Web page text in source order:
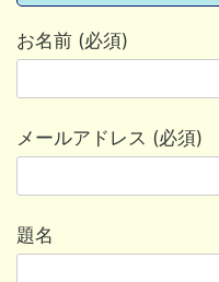
お名前 (必須)
メールアドレス (必須)
題名